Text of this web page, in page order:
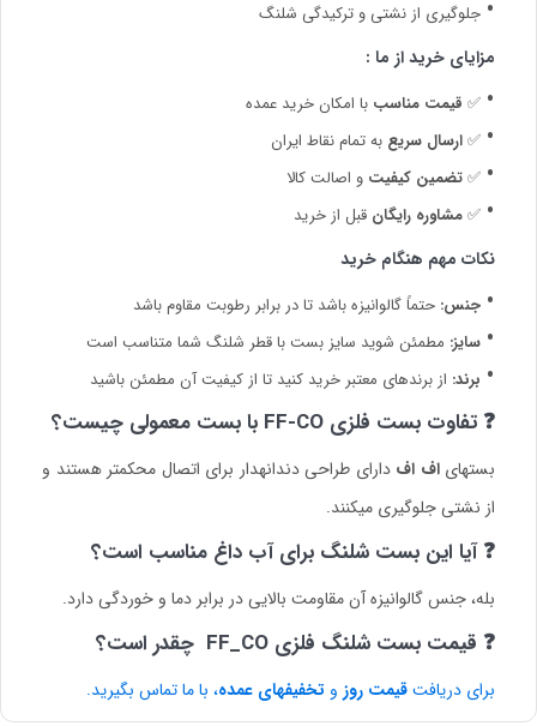
جلوگیری از نشتی و ترکیدگی شلنگ
مزایای خرید از ما :
✅ قیمت مناسب با امکان خرید عمده
✅ارسال سریع به تمام نقاط ایران
✅تضمین کیفیت و اصالت کالا
✅مشاوره رایگان قبل از خرید
نکات مهم هنگام خرید
جنس: حتماً گالوانیزه باشد تا در برابر رطوبت مقاوم باشد
سایز: مطمئن شوید سایز بست با قطر شلنگ شما متناسب است
برند: از برندهای معتبر خرید کنید تا از کیفیت آن مطمئن باشید
❓ تفاوت بست فلزی FF-CO با بست معمولی چیست؟
بستهایاف اف دارای طراحی دندانهدار برای اتصال محکمتر هستند و
از نشتی جلوگیری میکنند.
❓ آیا این بست شلنگ برای آب داغ مناسب است؟
بله، جنس گالوانیزه آن مقاومت بالایی در برابر دما و خوردگی دارد.
❓ قیمت بست شلنگ فلزی FF_CO چقدر است؟
برای دریافتقیمت روز و تخفیفهای عمده، با ما تماس بگیرید.